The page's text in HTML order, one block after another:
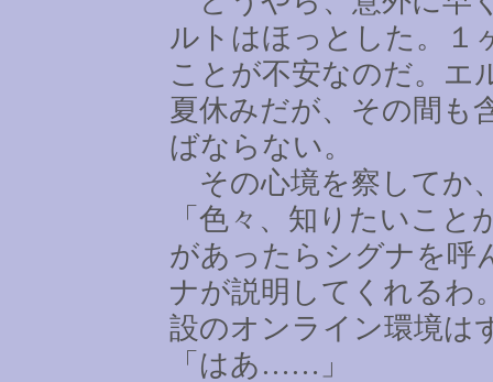
ルトはほっとした。１
ことが不安なのだ。エ
夏休みだが、その間も
ばならない。
その心境を察してか
「色々、知りたいこ
があったらシグナを呼
ナが説明してくれるわ
設のオンライン環境は
「はあ …… 」